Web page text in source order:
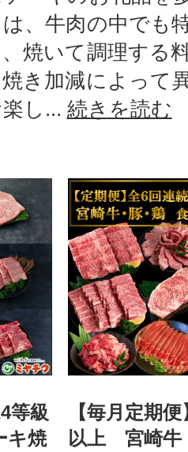
、牛肉の中でも
焼いて調理する
き加減によって
し... 続きを読む
等級
キ焼
【毎月定期
以上 宮崎牛